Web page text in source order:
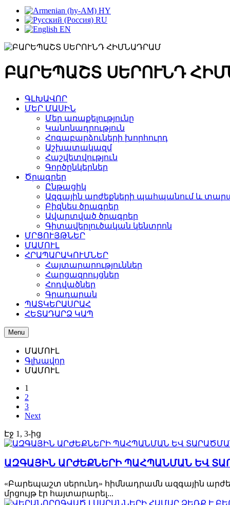
HY
RU
EN
ԲԱՐԵՊԱՇՏ ՍԵՐՈՒՆԴ
ԳԼԽԱՎՈՐ
ՄԵՐ ՄԱՍԻՆ
Մեր առաքելությունը
Կանոնադրություն
Հոգաբարձուների խորհուրդ
Աշխատակազմ
Հաշվետվություն
Գործընկերներ
Ծրագրեր
Ընթացիկ
Ազգային արժեքների պահպանում և
Բիզնես ծրագրեր
Ավարտված ծրագրեր
Գիտավերլուծական կենտրոն
ՄՐՑՈՒՅԹՆԵՐ
ՄԱՄՈՒԼ
ՀՐԱՊԱՐԱԿՈՒՄՆԵՐ
Հայտարարություններ
Հարցազրույցներ
Հոդվածներ
Գրադարան
ՊԱՏԿԵՐԱՍՐԱՀ
ՀԵՏԱԴԱՐՁ ԿԱՊ
Menu
ՄԱՄՈՒԼ
Գլխավոր
ՄԱՄՈՒԼ
1
2
3
Next
Էջ 1, 3-ից
ԱԶԳԱՅԻՆ ԱՐԺԵՔՆԵՐԻ ՊԱՀՊԱՆՄԱՆ ԵՎ
«Բարեպաշտ սերունդ» հիմնադրամն ազգային
մրցույթ էր հայտարարել...